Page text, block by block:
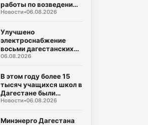
работы по возведению
новой школы и
футбола
Новости•06.08.2026
Улучшено
электроснабжение
восьми дагестанских
населенных пунктов
модернизации
подстанции
06.08.2026
В этом году более 15
тысяч учащихся школ в
Дагестане были
вовлечены в
социальной
Новости•06.08.2026
Минэнерго Дагестана